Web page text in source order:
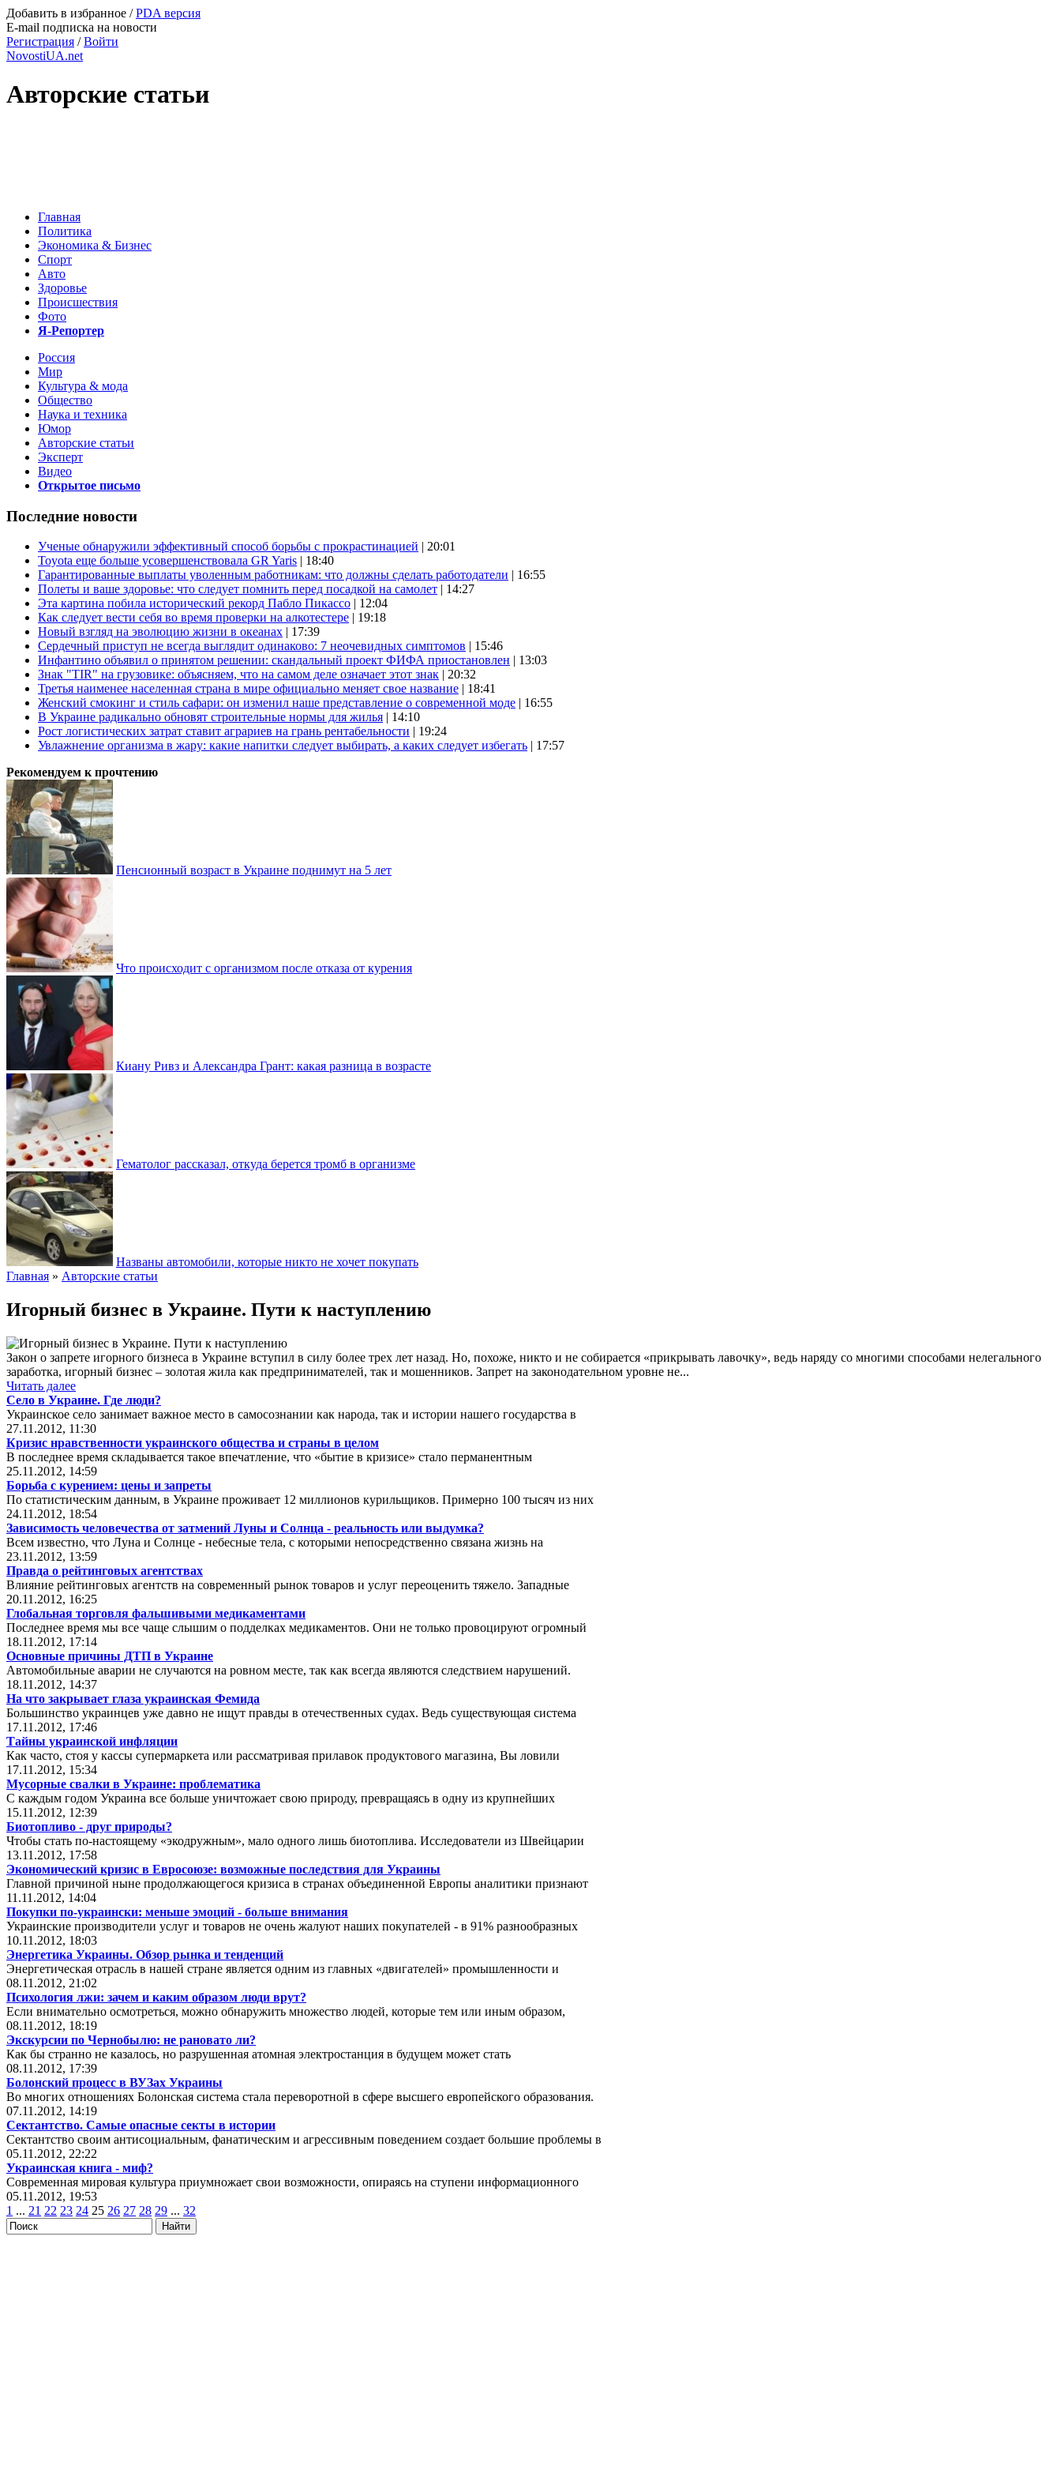
Добавить в избранное /PDA версия
E-mail подписка на новости
Регистрация /Войти
NovostiUA.net
Авторские статьи
Главная
Политика
Экономика & Бизнес
Спорт
Авто
Здоровье
Происшествия
Фото
Я-Репортер
Россия
Мир
Культура & мода
Общество
Наука и техника
Юмор
Авторские статьи
Эксперт
Видео
Открытое письмо
Последние новости
Ученые обнаружили эффективный способ борьбы с прокрастинацией | 20:01
Toyota еще больше усовершенствовала GR Yaris | 18:40
Гарантированные выплаты уволенным работникам: что должны сделать работодатели | 16:55
Полеты и ваше здоровье: что следует помнить перед посадкой на самолет | 14:27
Эта картина побила исторический рекорд Пабло Пикассо | 12:04
Как следует вести себя во время проверки на алкотестере | 19:18
Новый взгляд на эволюцию жизни в океанах | 17:39
Сердечный приступ не всегда выглядит одинаково: 7 неочевидных симптомов | 15:46
Инфантино объявил о принятом решении: скандальный проект ФИФА приостановлен | 13:03
Знак "TIR" на грузовике: объясняем, что на самом деле означает этот знак | 20:32
Третья наименее населенная страна в мире официально меняет свое название | 18:41
Женский смокинг и стиль сафари: он изменил наше представление о современной моде | 16:55
В Украине радикально обновят строительные нормы для жилья | 14:10
Рост логистических затрат ставит аграриев на грань рентабельности | 19:24
Увлажнение организма в жару: какие напитки следует выбирать, а каких следует избегать | 17:57
Рекомендуем к прочтению
Пенсионный возраст в Украине поднимут на 5 лет
Что происходит с организмом после отказа от курения
Киану Ривз и Александра Грант: какая разница в возрасте
Гематолог рассказал, откуда берется тромб в организме
Названы автомобили, которые никто не хочет покупать
Главная » Авторские статьи
Игорный бизнес в Украине. Пути к наступлению
Закон о запрете игорного бизнеса в Украине вступил в силу более трех лет назад. Но, похоже, никто и не собирается «прикрывать лавочку», ведь наряду со многими способами нелегального
заработка, игорный бизнес – золотая жила как предпринимателей, так и мошенников. Запрет на законодательном уровне не...
Читать далее
Село в Украине. Где люди?
Украинское село занимает важное место в самосознании как народа, так и истории нашего государства в
27.11.2012, 11:30
Кризис нравственности украинского общества и страны в целом
В последнее время складывается такое впечатление, что «бытие в кризисе» стало перманентным
25.11.2012, 14:59
Борьба с курением: цены и запреты
По статистическим данным, в Украине проживает 12 миллионов курильщиков. Примерно 100 тысяч из них
24.11.2012, 18:54
Зависимость человечества от затмений Луны и Солнца - реальность или выдумка?
Всем известно, что Луна и Солнце - небесные тела, с которыми непосредственно связана жизнь на
23.11.2012, 13:59
Правда о рейтинговых агентствах
Влияние рейтинговых агентств на современный рынок товаров и услуг переоценить тяжело. Западные
20.11.2012, 16:25
Глобальная торговля фальшивыми медикаментами
Последнее время мы все чаще слышим о подделках медикаментов. Они не только провоцируют огромный
18.11.2012, 17:14
Основные причины ДТП в Украине
Автомобильные аварии не случаются на ровном месте, так как всегда являются следствием нарушений.
18.11.2012, 14:37
На что закрывает глаза украинская Фемида
Большинство украинцев уже давно не ищут правды в отечественных судах. Ведь существующая система
17.11.2012, 17:46
Тайны украинской инфляции
Как часто, стоя у кассы супермаркета или рассматривая прилавок продуктового магазина, Вы ловили
17.11.2012, 15:34
Мусорные свалки в Украине: проблематика
С каждым годом Украина все больше уничтожает свою природу, превращаясь в одну из крупнейших
15.11.2012, 12:39
Биотопливо - друг природы?
Чтобы стать по-настоящему «экодружным», мало одного лишь биотоплива. Исследователи из Швейцарии
13.11.2012, 17:58
Экономический кризис в Евросоюзе: возможные последствия для Украины
Главной причиной ныне продолжающегося кризиса в странах объединенной Европы аналитики признают
11.11.2012, 14:04
Покупки по-украински: меньше эмоций - больше внимания
Украинские производители услуг и товаров не очень жалуют наших покупателей - в 91% разнообразных
10.11.2012, 18:03
Энергетика Украины. Обзор рынка и тенденций
Энергетическая отрасль в нашей стране является одним из главных «двигателей» промышленности и
08.11.2012, 21:02
Психология лжи: зачем и каким образом люди врут?
Если внимательно осмотреться, можно обнаружить множество людей, которые тем или иным образом,
08.11.2012, 18:19
Экскурсии по Чернобылю: не рановато ли?
Как бы странно не казалось, но разрушенная атомная электростанция в будущем может стать
08.11.2012, 17:39
Болонский процесс в ВУЗах Украины
Во многих отношениях Болонская система стала переворотной в сфере высшего европейского образования.
07.11.2012, 14:19
Сектантство. Самые опасные секты в истории
Сектантство своим антисоциальным, фанатическим и агрессивным поведением создает большие проблемы в
05.11.2012, 22:22
Украинская книга - миф?
Современная мировая культура приумножает свои возможности, опираясь на ступени информационного
05.11.2012, 19:53
1 ... 21 22 23 24 25 26 27 28 29 ... 32